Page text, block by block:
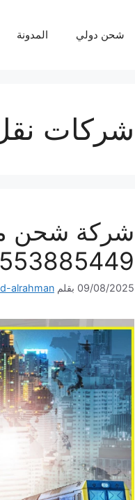
شحن دولي المدونة
شركات
شركة شحن
0553885449– ثقة وإحترافية
09/08/2025 بقلم alrahman